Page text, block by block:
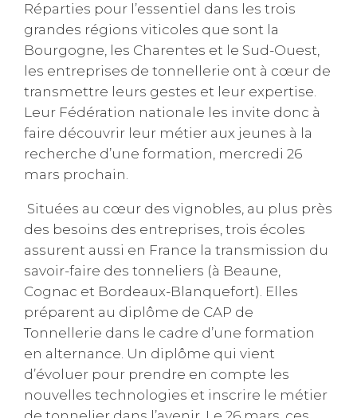
Réparties pour l’essentiel dans les trois
grandes régions viticoles que sont la
Bourgogne, les Charentes et le Sud-Ouest,
les entreprises de tonnellerie ont à cœur de
transmettre leurs gestes et leur expertise.
Leur Fédération nationale les invite donc à
faire découvrir leur métier aux jeunes à la
recherche d’une formation, mercredi 26
mars prochain.
Situées au cœur des vignobles, au plus près
des besoins des entreprises, trois écoles
assurent aussi en France la transmission du
savoir-faire des tonneliers (à Beaune,
Cognac et Bordeaux-Blanquefort). Elles
préparent au diplôme de CAP de
Tonnellerie dans le cadre d’une formation
en alternance. Un diplôme qui vient
d’évoluer pour prendre en compte les
nouvelles technologies et inscrire le métier